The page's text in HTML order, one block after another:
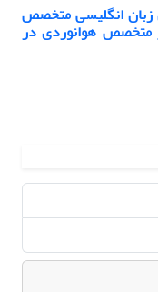
زبان انگلیسی متخصص
متخصص هوانوردی در